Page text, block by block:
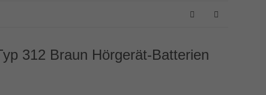
312 Braun Hörgerät-Batterien